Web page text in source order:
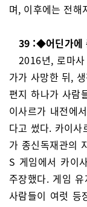
며, 이후에는 전해
39 :◆어딘가에
2016년, 로마
가가 사망한 뒤,
편지 하나가 사람
이사르가 내전에
다고 썼다. 카이사
가 종신독재관의
S 게임에서 카이
주장했다. 게임
사람들이 여럿 등